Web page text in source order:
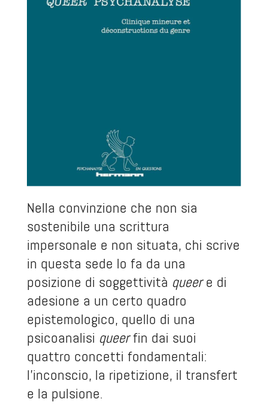
Nella convinzione che non sia
sostenibile una scrittura
impersonale e non situata, chi scrive
in questa sede lo fa da una
posizione di soggettività queere di
adesione a un certo quadro
epistemologico, quello di una
psicoanalisi queerfin dai suoi
quattro concetti fondamentali:
l'inconscio, la ripetizione, il transfert
e la pulsione.